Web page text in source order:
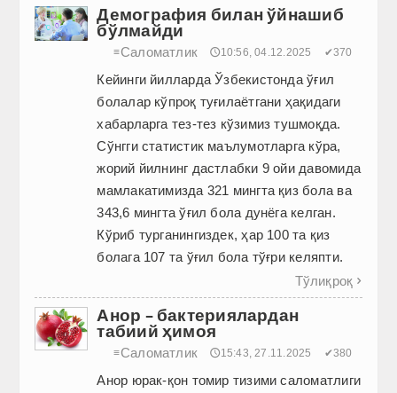
Демография билан ўйнашиб
бўлмайди
≡Саломатлик 🕔10:56, 04.12.2025 ✔370
Кейинги йилларда Ўзбекистонда ўғил
болалар кўпроқ туғилаётгани ҳақидаги
хабарларга тез-тез кўзимиз тушмоқда.
Сўнгги статистик маълумотларга кўра,
жорий йилнинг дастлабки 9 ойи давомида
мамлакатимизда 321 мингта қиз бола ва
343,6 мингта ўғил бола дунёга келган.
Кўриб турганингиздек, ҳар 100 та қиз
болага 107 та ўғил бола тўғри келяпти.
Тўлиқроқ 
Анор – бактериялардан
табиий ҳимоя
≡Саломатлик 🕔15:43, 27.11.2025 ✔380
Анор юрак-қон томир тизими саломатлиги